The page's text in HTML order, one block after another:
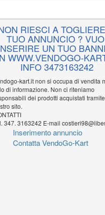
RIESCI A
TUO ANNUNCIO ?
UN TUO
WWW.VENDOGO-
INFO 3473163242
kart.it non si occupa di vendita
di informazione. Non ci riteniamo
dei prodotti acquistati
sito.
347. 3163242 E-mail
Inserimento annuncio
Contatta VendoGo-Kart